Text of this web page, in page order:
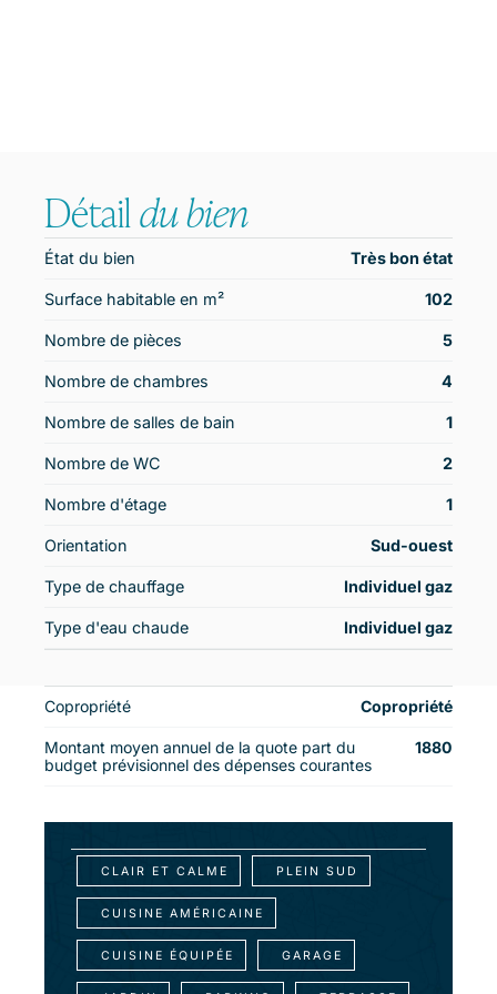
Détaildu bien
État du bien Très bon état
Surface habitable en m² 102
Nombre de pièces 5
Nombre de chambres 4
Nombre de salles de bain 1
Nombre de WC 2
Nombre d'étage 1
Orientation Sud-ouest
Type de chauffage Individuel gaz
Type d'eau chaude Individuel gaz
Copropriété Copropriété
Montant moyen annuel de la quote part du
budget prévisionnel des dépenses courantes
1880
CLAIR ET CALME PLEIN SUD
CUISINE AMÉRICAINE
CUISINE ÉQUIPÉE GARAGE